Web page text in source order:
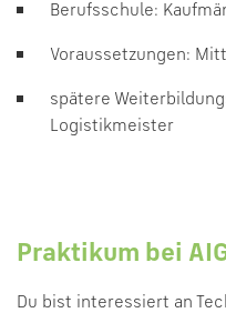
Berufsschule:
Voraussetzungen:
spätere
Logistikmeister
Praktikum bei
Du bist interessiert an